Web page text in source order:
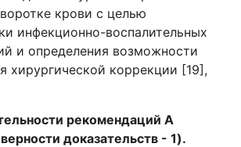
крови с целью
инфекционно-воспалительных
и определения возможности
хирургической коррекции [19],
рекомендаций A
доказательств - 1).